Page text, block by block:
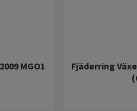
MGO1
Fjäderring